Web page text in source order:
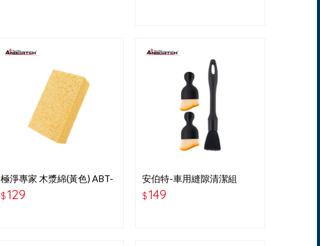
極淨專家 木漿綿(黃色) ABT-
D023Y
$129
安伯特-車用縫隙清潔組
ABT-D027
$149